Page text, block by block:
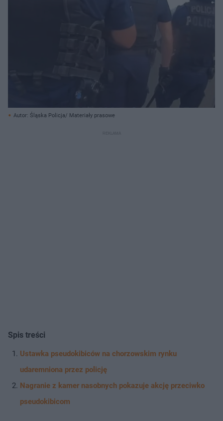
Autor: Śląska Policja/ Materiały prasowe
Spis treści
Ustawka pseudokibiców na chorzowskim rynku
udaremniona przez policję
Nagranie z kamer nasobnych pokazuje akcję przeciwko
pseudokibicom